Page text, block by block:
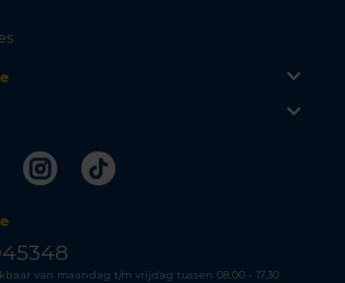
Instagram
Tiktok
van maandag t/m vrijdag tussen 08.00 - 17.30